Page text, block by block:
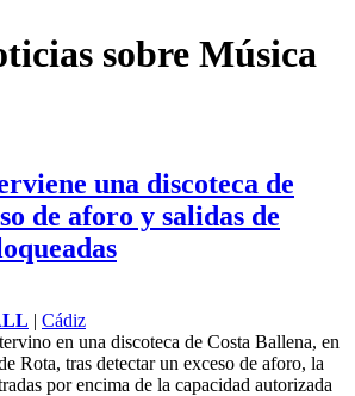
sobre Música
una discoteca de
de aforo y salidas de
| Cádiz
en una discoteca de Costa Ballena, en
Rota, tras detectar un exceso de aforo, la
por encima de la capacidad autorizada